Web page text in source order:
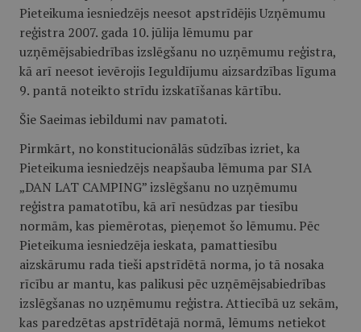
Pieteikuma iesniedzējs neesot apstrīdējis Uzņēmumu
reģistra 2007. gada 10. jūlija lēmumu par
uzņēmējsabiedrības izslēgšanu no uzņēmumu reģistra,
kā arī neesot ievērojis Ieguldījumu aizsardzības līguma
9. pantā noteikto strīdu izskatīšanas kārtību.
Šie Saeimas iebildumi nav pamatoti.
Pirmkārt, no konstitucionālās sūdzības izriet, ka
Pieteikuma iesniedzējs neapšauba lēmuma par SIA
„DAN LAT CAMPING” izslēgšanu no uzņēmumu
reģistra pamatotību, kā arī nesūdzas par tiesību
normām, kas piemērotas, pieņemot šo lēmumu. Pēc
Pieteikuma iesniedzēja ieskata, pamattiesību
aizskārumu rada tieši apstrīdētā norma, jo tā nosaka
rīcību ar mantu, kas palikusi pēc uzņēmējsabiedrības
izslēgšanas no uzņēmumu reģistra. Attiecībā uz sekām,
kas paredzētas apstrīdētajā normā, lēmums netiekot